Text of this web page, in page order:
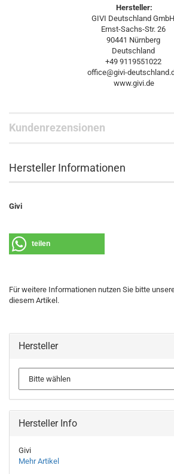
Hersteller:
GIVI Deutschland GmbH
Ernst-Sachs-Str. 26
90441 Nürnberg
Deutschland
+49 9119551022
office@givi-
www.givi.de
Kundenrezensionen
Hersteller Informationen
Givi
teilen
Für weitere Informationen nutzen Sie bitte
diesem Artikel.
Hersteller
Hersteller Info
Givi
Mehr Artikel